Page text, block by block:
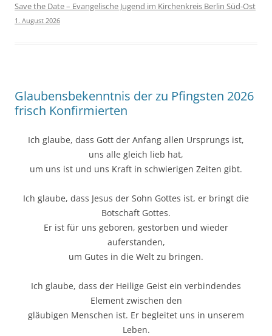
Save the Date – Evangelische Jugend im Kirchenkreis Berlin Süd-Ost
1. August 2026
Glaubensbekenntnis der zu Pfingsten 2026
frisch Konfirmierten
Ich glaube, dass Gott der Anfang allen Ursprungs ist,
uns alle gleich lieb hat,
um uns ist und uns Kraft in schwierigen Zeiten gibt.
Ich glaube, dass Jesus der Sohn Gottes ist, er bringt die
Botschaft Gottes.
Er ist für uns geboren, gestorben und wieder
auferstanden,
um Gutes in die Welt zu bringen.
Ich glaube, dass der Heilige Geist ein verbindendes
Element zwischen den
gläubigen Menschen ist. Er begleitet uns in unserem
Leben.